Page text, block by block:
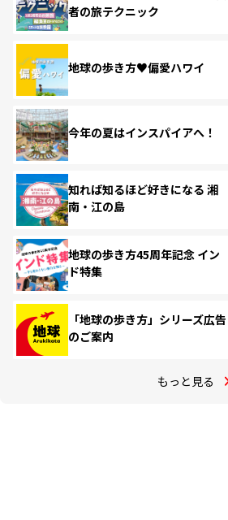
者の旅テクニック
地球の歩き方♥偏愛ハワイ
今年の夏はインスパイアへ！
知れば知るほど好きになる 湘
南・江の島
地球の歩き方45周年記念 イン
ド特集
「地球の歩き方」シリーズ広告
のご案内
もっと見る